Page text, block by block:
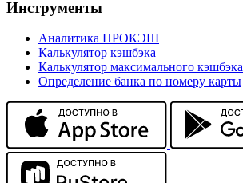
Инструменты
Аналитика ПРОКЭШ
Калькулятор кэшбэка
Калькулятор максимального кэшбэка
Определение банка по номеру карты